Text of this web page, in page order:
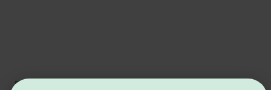
Estonian Business and Innovation Agency